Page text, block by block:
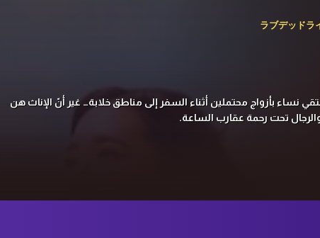
ラブデッドラ
نساء بأزواج محتملين أثناء السفر إلى مناطق خلابة… غير أنّ الإناث هن
تحت رحمة عقارب الساعة.